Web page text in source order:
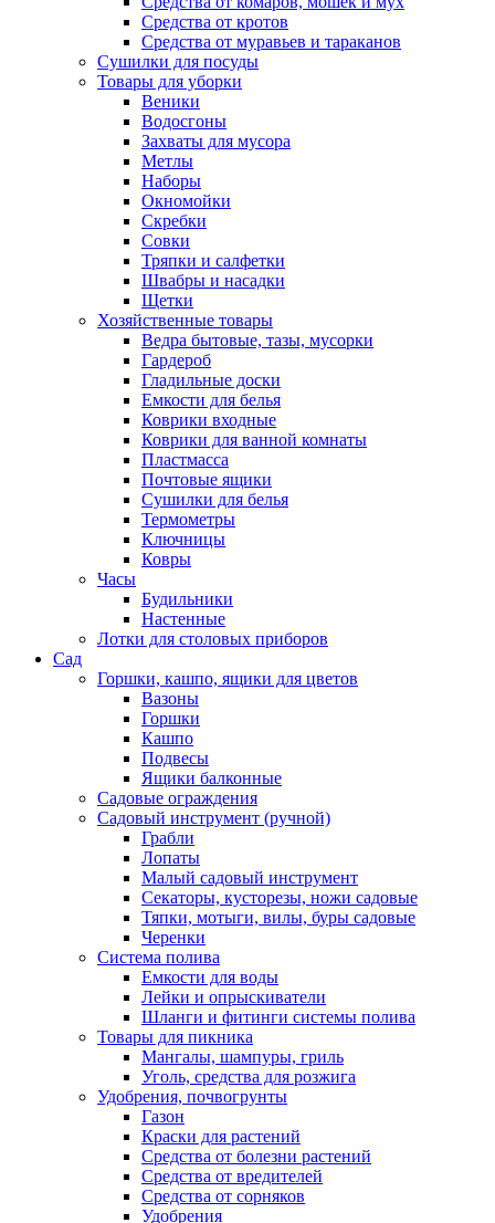
Средства от кротов
Средства от муравьев и тараканов
Сушилки для посуды
Товары для уборки
Веники
Водосгоны
Захваты для мусора
Метлы
Наборы
Окномойки
Скребки
Совки
Тряпки и салфетки
Швабры и насадки
Щетки
Хозяйственные товары
Ведра бытовые, тазы, мусорки
Гардероб
Гладильные доски
Емкости для белья
Коврики входные
Коврики для ванной комнаты
Пластмасса
Почтовые ящики
Сушилки для белья
Термометры
Ключницы
Ковры
Часы
Будильники
Настенные
Лотки для столовых приборов
Сад
Горшки, кашпо, ящики для цветов
Вазоны
Горшки
Кашпо
Подвесы
Ящики балконные
Садовые ограждения
Садовый инструмент (ручной)
Грабли
Лопаты
Малый садовый инструмент
Секаторы, кусторезы, ножи садовые
Тяпки, мотыги, вилы, буры садовые
Черенки
Система полива
Емкости для воды
Лейки и опрыскиватели
Шланги и фитинги системы полива
Товары для пикника
Мангалы, шампуры, гриль
Уголь, средства для розжига
Удобрения, почвогрунты
Газон
Краски для растений
Средства от болезни растений
Средства от вредителей
Средства от сорняков
Удобрения